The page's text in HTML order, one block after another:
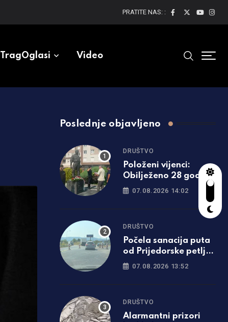
PRATITE NAS: :
TragOglasi Video
Poslednje objavljeno
DRUŠTVO
Položeni vijenci:
Obilježeno 28 godina
od ubistva
vukova”
07.08.2026 14:02
DRUŠTVO
Počela sanacija puta
od Prijedorske petlje
ka Banjaluci: Koliko
07.08.2026 13:52
DRUŠTVO
Alarmantni prizori